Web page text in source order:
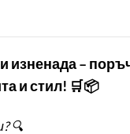
изненада –
и стил! 🛒📦
🔍